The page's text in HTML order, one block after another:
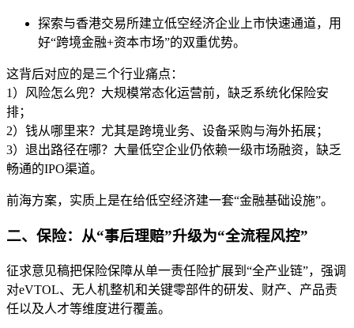
探索与香港交易所建立低空经济企业上市快速通道，用
好“跨境金融+资本市场”的双重优势。
这背后对应的是三个行业痛点：
1）风险怎么兜？大规模常态化运营前，缺乏系统化保险安
排；
2）钱从哪里来？尤其是跨境业务、设备采购与海外拓展；
3）退出路径在哪？大量低空企业仍依赖一级市场融资，缺乏
畅通的IPO渠道。
前海方案，实质上是在给低空经济建一套“金融基础设施”。
二、保险：从“事后理赔”升级为“全流程风控”
征求意见稿把保险保障从单一责任险扩展到“全产业链”，强调
对eVTOL、无人机整机和关键零部件的研发、财产、产品责
任以及人才等维度进行覆盖。